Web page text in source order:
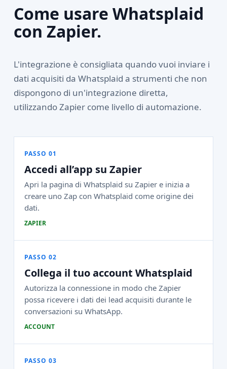
Come usare Whatsplaid
con Zapier.
L'integrazione è consigliata quando vuoi inviare i
dati acquisiti da Whatsplaid a strumenti che non
dispongono di un'integrazione diretta,
utilizzando Zapier come livello di automazione.
PASSO 01
Accedi all’app su Zapier
Apri la pagina di Whatsplaid su Zapier e inizia a
creare uno Zap con Whatsplaid come origine dei
dati.
ZAPIER
PASSO 02
Collega il tuo account Whatsplaid
Autorizza la connessione in modo che Zapier
possa ricevere i dati dei lead acquisiti durante le
conversazioni su WhatsApp.
ACCOUNT
PASSO 03